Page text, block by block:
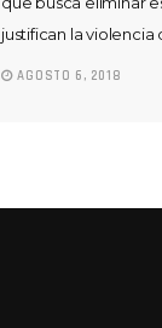
justifican la
AGOSTO 6, 2018